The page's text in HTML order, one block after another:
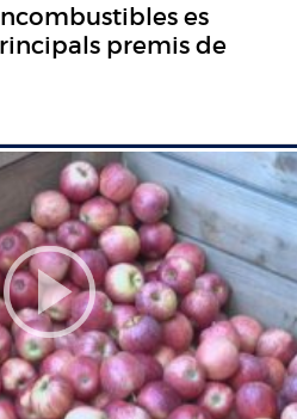
es
premis de